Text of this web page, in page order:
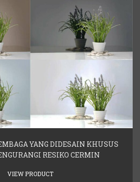
YANG DIDESAIN KHUSUS
RESIKO CERMIN
VIEW PRODUCT